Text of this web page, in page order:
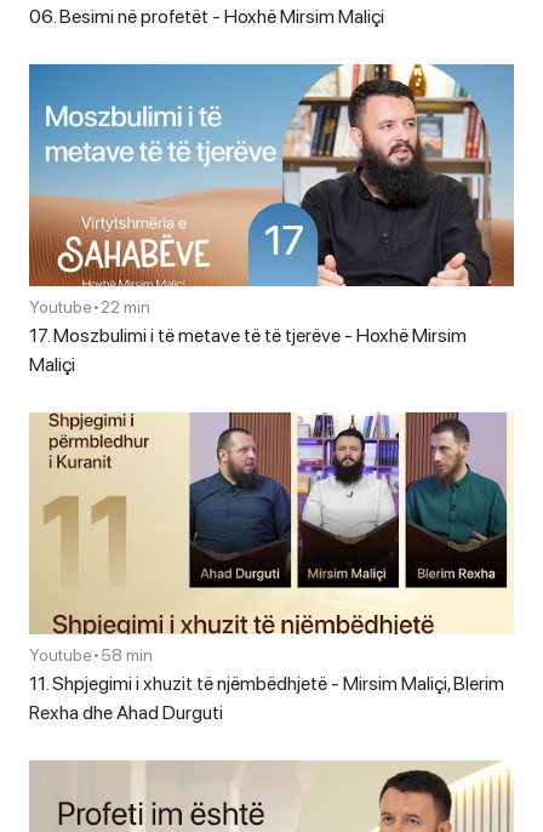
06. Besimi në profetët - Hoxhë Mirsim Maliçi
Youtube•22 min
17. Moszbulimi i të metave të të tjerëve - Hoxhë Mirsim
Maliçi
Youtube•58 min
11. Shpjegimi i xhuzit të njëmbëdhjetë - Mirsim Maliçi, Blerim
Rexha dhe Ahad Durguti